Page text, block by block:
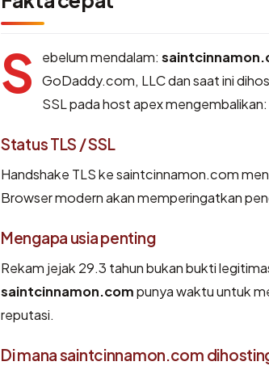
S ebelum mendalam:
GoDaddy.com, LLC dan saat ini
SSL pada host apex mengembalikan:
Status TLS / SSL
Handshake TLS ke saintcinnamon.com
Browser modern akan memperingatkan
Mengapa usia penting
Rekam jejak 29.3 tahun bukan bukti
saintcinnamon.compunya waktu untuk
reputasi.
Di mana saintcinnamon.com